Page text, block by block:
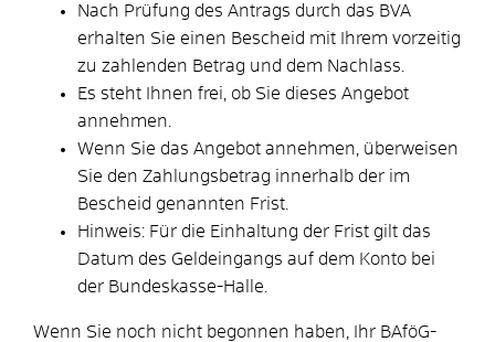
Nach Prüfung des Antrags durch das BVA
erhalten Sie einen Bescheid mit Ihrem vorzeitig
zu zahlenden Betrag und dem Nachlass.
Es steht Ihnen frei, ob Sie dieses Angebot
annehmen.
Wenn Sie das Angebot annehmen, überweisen
Sie den Zahlungsbetrag innerhalb der im
Bescheid genannten Frist.
Hinweis: Für die Einhaltung der Frist gilt das
Datum des Geldeingangs auf dem Konto bei
der Bundeskasse-Halle.
Wenn Sie noch nicht begonnen haben, Ihr BAföG-